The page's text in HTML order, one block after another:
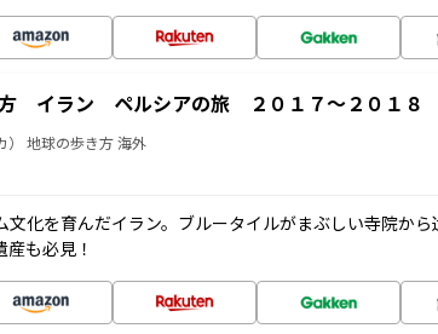
イラン ペルシアの旅 ２０１７～２０１８
） 地球の歩き方 海外
文化を育んだイラン。ブルータイルがまぶしい寺院から
も必見！